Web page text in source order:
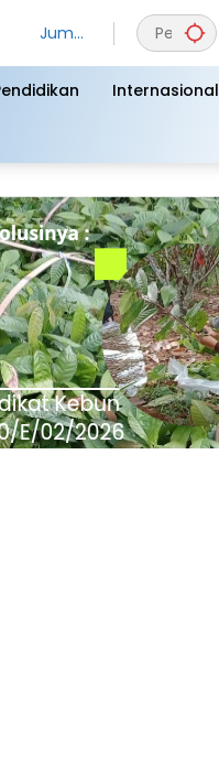
Jumat
Agust
us
Internasional